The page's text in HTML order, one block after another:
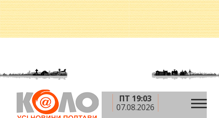
ПТ 19:03
07.08.2026
Головна » Новини »
У Полтаві знову проведуть
барахолку, щоб допомогти АТО